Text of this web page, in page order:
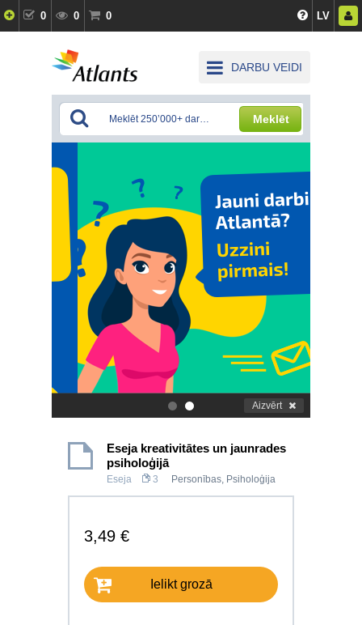
0 0 0 LV
DARBU VEIDI
Meklēt
. Aizvērt
Eseja kreativitātes un jaunrades
psiholoģijā
Eseja 3 Personības, Psiholoģija
3,49 €
Ielikt grozā